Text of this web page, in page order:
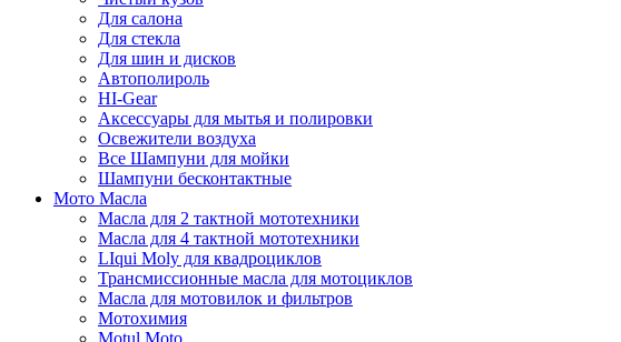
Для салона
Для стекла
Для шин и дисков
Автополироль
HI-Gear
Аксессуары для мытья и полировки
Освежители воздуха
Все Шампуни для мойки
Шампуни бесконтактные
Мото Масла
Масла для 2 тактной мототехники
Масла для 4 тактной мототехники
LIqui Moly для квадроциклов
Трансмиссионные масла для мотоциклов
Масла для мотовилок и фильтров
Мотохимия
Motul Moto